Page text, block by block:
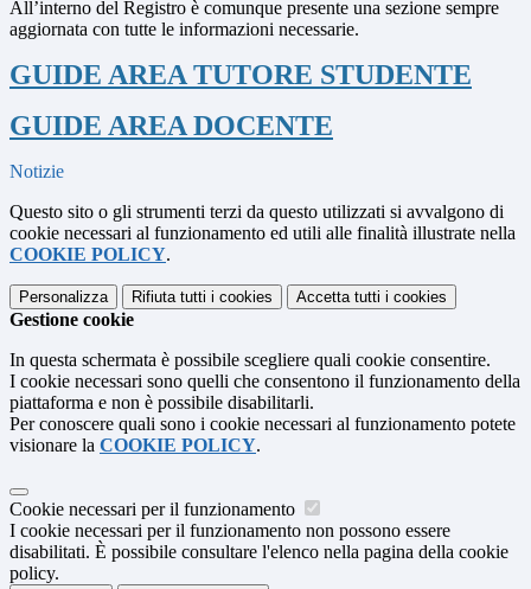
All’interno del Registro è comunque presente una sezione sempre
aggiornata con tutte le informazioni necessarie.
GUIDE AREA TUTORE STUDENTE
GUIDE AREA DOCENTE
Notizie
Questo sito o gli strumenti terzi da questo utilizzati si avvalgono di
cookie necessari al funzionamento ed utili alle finalità illustrate nella
COOKIE POLICY.
Personalizza Rifiuta tutti i cookies Accetta tutti i cookies
Gestione cookie
In questa schermata è possibile scegliere quali cookie consentire.
I cookie necessari sono quelli che consentono il funzionamento della
piattaforma e non è possibile disabilitarli.
Per conoscere quali sono i cookie necessari al funzionamento potete
visionare la COOKIE POLICY.
Cookie necessari per il funzionamento
I cookie necessari per il funzionamento non possono essere
disabilitati. È possibile consultare l'elenco nella pagina della cookie
policy.